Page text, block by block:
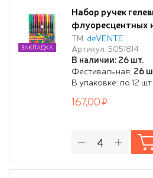
Набор ручек
флуоресцентных
"Neon Black",
полосами,
пластиковом
ТМ: deVENTE
Артикул: 5051814
В наличии: 26 шт.
Фестивальная: 26
В упаковке: по 12 шт
ЗАКЛАДКА
167,00